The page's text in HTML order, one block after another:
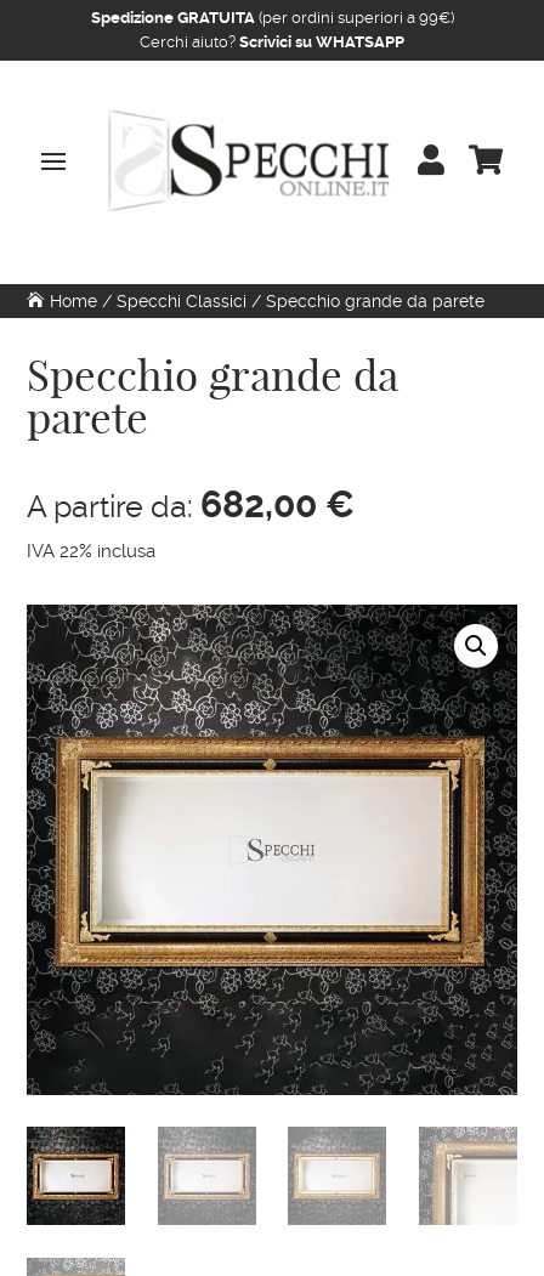
Spedizione GRATUITA(per ordini superiori a 99€)
Cerchi aiuto? Scrivici su WHATSAPP
 
Home /Specchi Classici / Specchio grande da parete
Specchio grande da
parete
A partire da: 682,00 €
IVA 22% inclusa